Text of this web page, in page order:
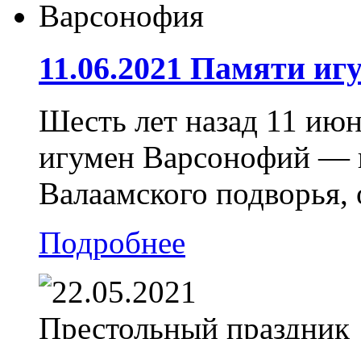
11.06.2021 Памяти
Шесть лет назад 11
игумен Варсонофий —
Валаамского
Подробнее